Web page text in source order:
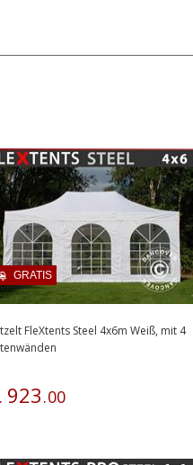
FleXtents Steel 4x6m Weiß, mit 4
923.00
GRATIS